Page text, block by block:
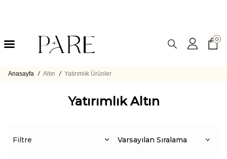
0
Anasayfa / Altın / Yatırımlık Ürünler
Yatırımlık Altın
Filtre